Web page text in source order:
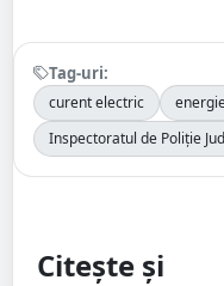
Tag-uri:
curent electric
Inspectoratul de Poliție
Citește și